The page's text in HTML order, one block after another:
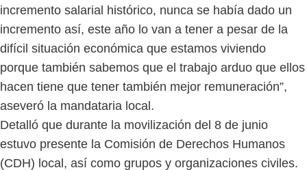
incremento salarial histórico, nunca se había dado un
incremento así, este año lo van a tener a pesar de la
difícil situación económica que estamos viviendo
porque también sabemos que el trabajo arduo que ellos
hacen tiene que tener también mejor remuneración”,
aseveró la mandataria local.
Detalló que durante la movilización del 8 de junio
estuvo presente la Comisión de Derechos Humanos
(CDH) local, así como grupos y organizaciones civiles.